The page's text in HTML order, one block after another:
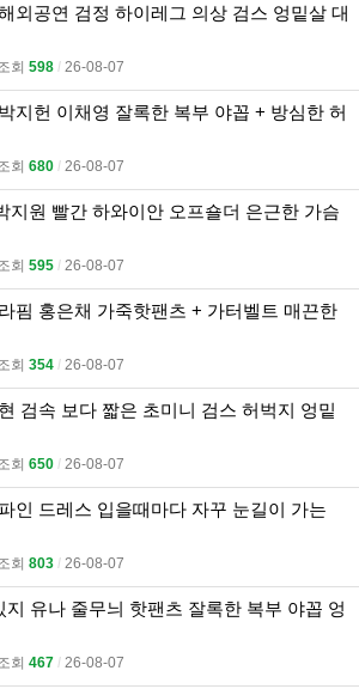
외공연 검정 하이레그 의상 검스 엉밑살 대
회 598 l 26-08-07
지헌 이채영 잘록한 복부 야꼽 + 방심한 허
회 680 l 26-08-07
지원 빨간 하와이안 오프숄더 은근한 가슴
회 595 l 26-08-07
핌 홍은채 가죽핫팬츠 + 가터벨트 매끈한
회 354 l 26-08-07
검속 보다 짧은 초미니 검스 허벅지 엉밑
회 650 l 26-08-07
인 드레스 입을때마다 자꾸 눈길이 가는
회 803 l 26-08-07
지 유나 줄무늬 핫팬츠 잘록한 복부 야꼽 엉
회 467 l 26-08-07